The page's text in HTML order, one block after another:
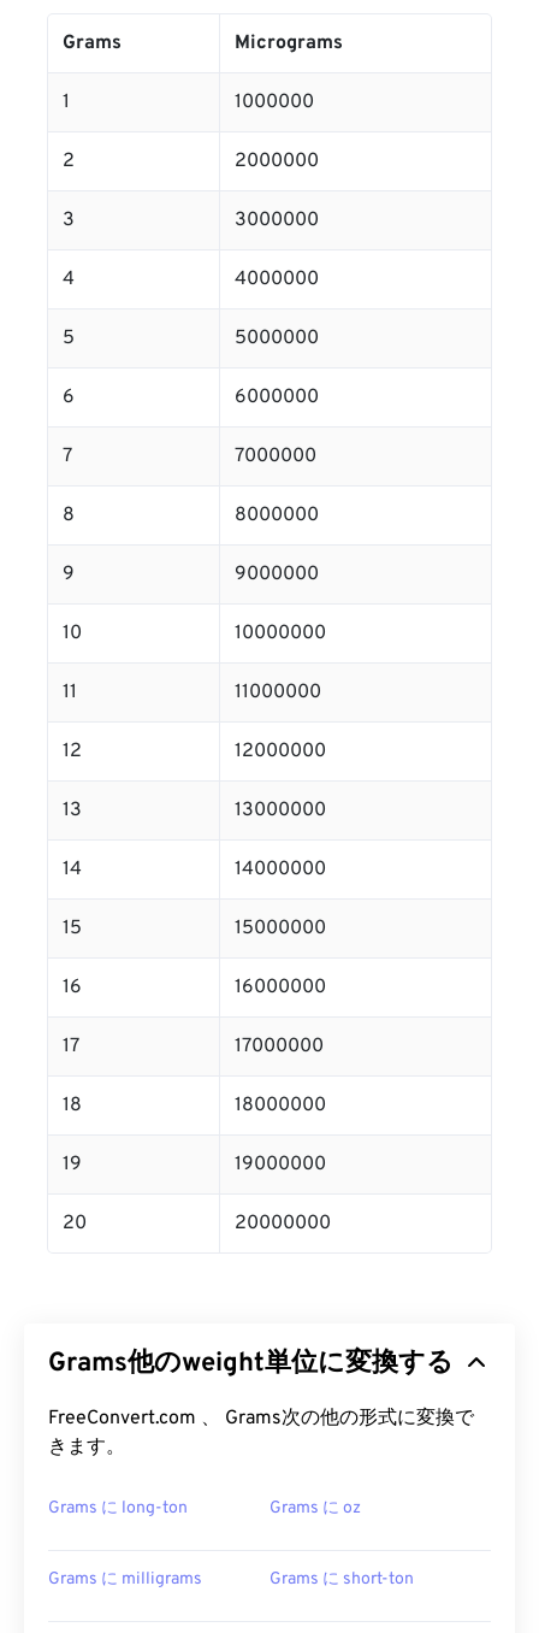
Grams Micrograms
1 1000000
2 2000000
3 3000000
4 4000000
5 5000000
6 6000000
7 7000000
8 8000000
9 9000000
10 10000000
11 11000000
12 12000000
13 13000000
14 14000000
15 15000000
16 16000000
17 17000000
18 18000000
19 19000000
20 20000000
Grams他のweight単位に変換する
FreeConvert.com 、 Grams次の他の形式に変換で
きます。
Grams に long-ton Grams に oz
Grams に milligrams Grams に short-ton